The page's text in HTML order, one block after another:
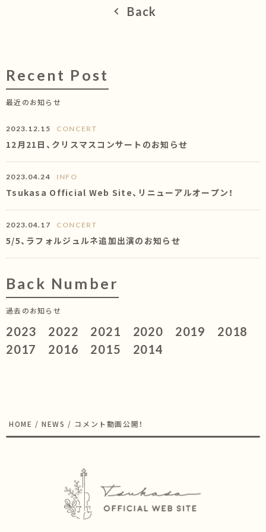
Back
Recent Post
最近のお知らせ
2023.12.15 CONCERT
12月21日、クリスマスコンサートのお知らせ
2023.04.24 INFO
Tsukasa Official Web Site、リニューアルオープン！
2023.04.17 CONCERT
5/5、ラフォルジュルネ追加出演のお知らせ
Back Number
過去のお知らせ
2023 2022 2021 2020 2019
2018
2017
2016 2015 2014
HOME /NEWS / コメント動画公開！